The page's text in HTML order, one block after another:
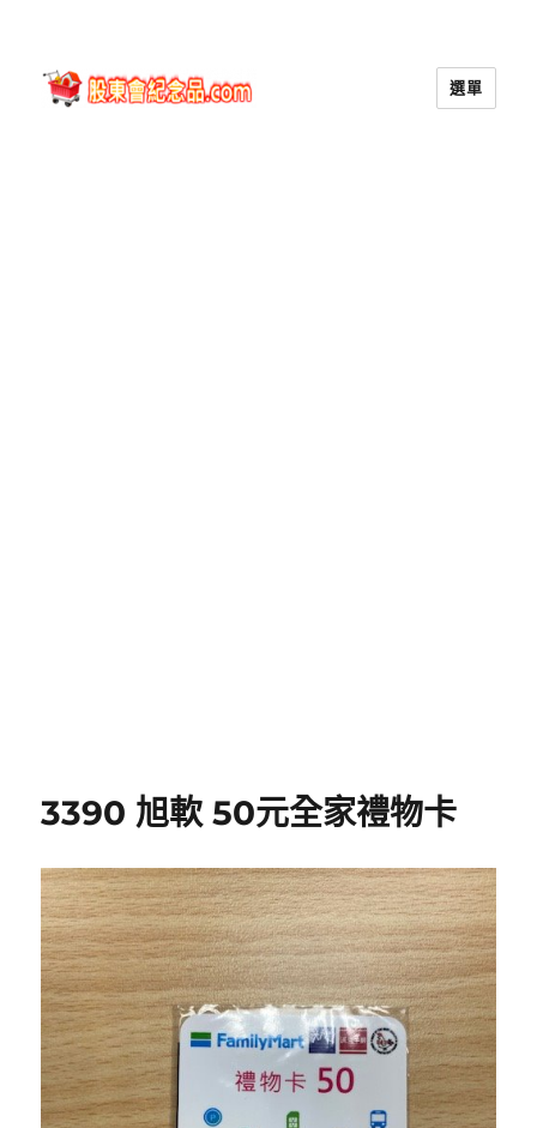
選單
3390 旭軟 50元全家禮物卡